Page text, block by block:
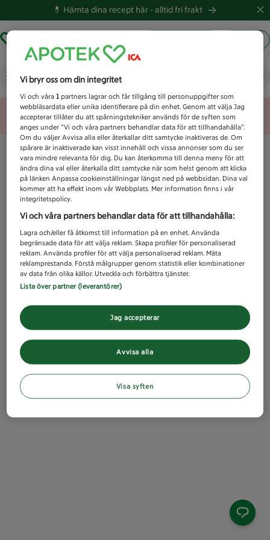
💊 Hämta dina recept här -alltid fri frakt
Vad letar du efter idag?
Unknown error
Vi bryr oss om din integritet
Vi och våra1 partners lagrar och får tillgång till personuppgifter som
webbläsardata eller unika identifierare på din enhet. Genom att välja Jag
accepterar tillåter du att spårningstekniker används för de syften som
anges under ”Vi och våra partners behandlar data för att tillhandahålla”.
Om du väljer Avvisa alla eller återkallar ditt samtycke inaktiveras de. Om
spårare är inaktiverade kan visst innehåll och vissa annonser som du ser
vara mindre relevanta för dig. Du kan återkomma till denna meny för att
ändra dina val eller återkalla ditt samtycke när som helst genom att klicka
på länken Anpassa cookieinställningar längst ned på webbsidan. Dina val
kommer att ha effekt inom vår Webbplats. Mer information finns i vår
integritetspolicy.
Vi och våra partners behandlar data för att tillhandahålla:
Lagra och/eller få åtkomst till information på en enhet. Använda
begränsade data för att välja reklam. Skapa profiler för personaliserad
reklam. Använda profiler för att välja personaliserad reklam. Mäta
reklamprestanda. Förstå målgrupper genom statistik eller kombinationer
av data från olika källor. Utveckla och förbättra tjänster.
Lista över partner (leverantörer)
Avvisa alla
Jag accepterar
Visa syften